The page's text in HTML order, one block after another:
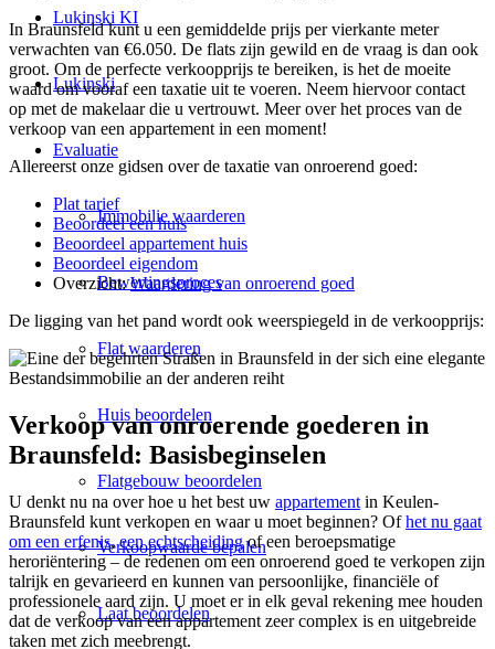
Lukinski KI
Lukinski
Evaluatie
Immobilie waarderen
Bewertingsproces
Flat waarderen
Huis beoordelen
Flatgebouw beoordelen
Verkoopwaarde bepalen
Laat beoordelen
In Braunsfeld kunt u een gemiddelde prijs per vierkante meter
verwachten van €6.050. De flats zijn gewild en de vraag is dan ook
groot. Om de perfecte verkoopprijs te bereiken, is het de moeite
waard om vooraf een taxatie uit te voeren. Neem hiervoor contact
op met de makelaar die u vertrouwt. Meer over het proces van de
verkoop van een appartement in een moment!
Allereerst onze gidsen over de taxatie van onroerend goed:
Plat tarief
Beoordeel een huis
Beoordeel appartement huis
Beoordeel eigendom
Overzicht:Waardering van onroerend goed
De ligging van het pand wordt ook weerspiegeld in de verkoopprijs:
Verkoop van onroerende goederen in
Braunsfeld: Basisbeginselen
U denkt nu na over hoe u het best uw appartement in Keulen-
Braunsfeld kunt verkopen en waar u moet beginnen? Ofhet nu gaat
om een erfenis,een echtscheidingof een beroepsmatige
heroriëntering – de redenen om een onroerend goed te verkopen zijn
talrijk en gevarieerd en kunnen van persoonlijke, financiële of
professionele aard zijn. U moet er in elk geval rekening mee houden
dat de verkoop van een appartement zeer complex is en uitgebreide
taken met zich meebrengt.